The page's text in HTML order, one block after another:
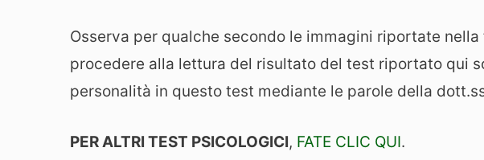
Osserva per qualche secondo le immagini riportate
procedere alla lettura del risultato del test riportato qui
personalità in questo test mediante le parole della
PER ALTRI TEST PSICOLOGICI, FATE CLIC QUI.